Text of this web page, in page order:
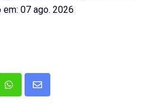
07 ago. 2026
WhatsappShare